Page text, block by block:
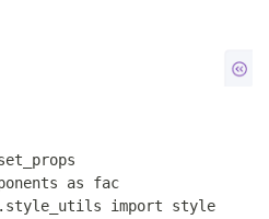
as fac
import style